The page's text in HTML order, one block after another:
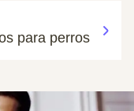
para perros